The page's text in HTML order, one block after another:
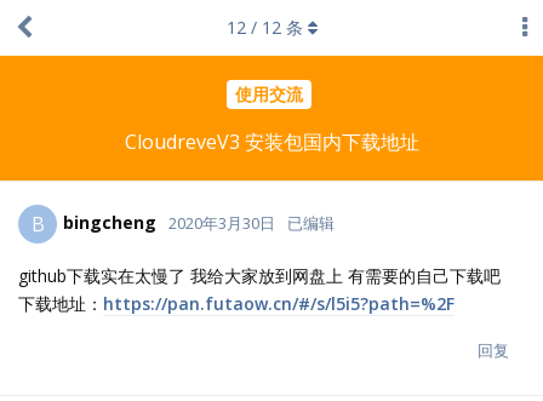
使用交流
CloudreveV3 安装包国内下载地址
12/ 12条
B bingcheng 2020年3月30日 已编辑
github下载实在太慢了 我给大家放到网盘上 有需要的自己下载吧
下载地址： https://pan.futaow.cn/#/s/l5i5?path=%2F
回复